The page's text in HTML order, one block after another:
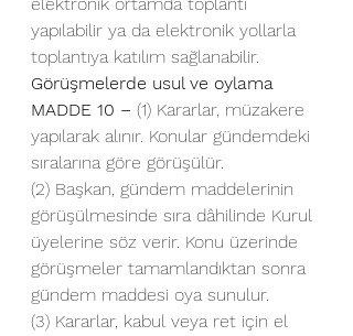
yapılabilir ya da elektronik yollarla
toplantıya katılım sağlanabilir.
Görüşmelerde usul ve oylama
MADDE 10 – (1) Kararlar, müzakere
yapılarak alınır. Konular gündemdeki
sıralarına göre görüşülür.
(2) Başkan, gündem maddelerinin
görüşülmesinde sıra dâhilinde Kurul
üyelerine söz verir. Konu üzerinde
görüşmeler tamamlandıktan sonra
gündem maddesi oya sunulur.
(3) Kararlar, kabul veya ret için el